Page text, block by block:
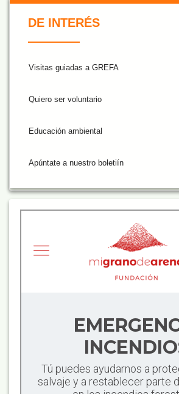
De Interés NARANJA
DE INTERÉS
Visitas guiadas a GREFA
Quiero ser voluntario
Educación ambiental
Apúntate a nuestro boletiín